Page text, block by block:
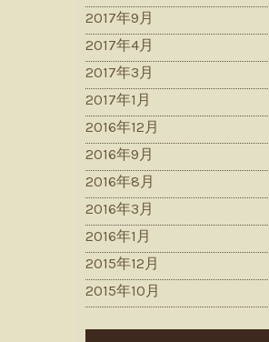
2017年9月
2017年4月
2017年3月
2017年1月
2016年12月
2016年9月
2016年8月
2016年3月
2016年1月
2015年12月
2015年10月